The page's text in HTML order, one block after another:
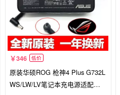
346 低价
原装华硕ROG 枪神4 Plus G732L
WS/LW/LV笔记本充电源适配器